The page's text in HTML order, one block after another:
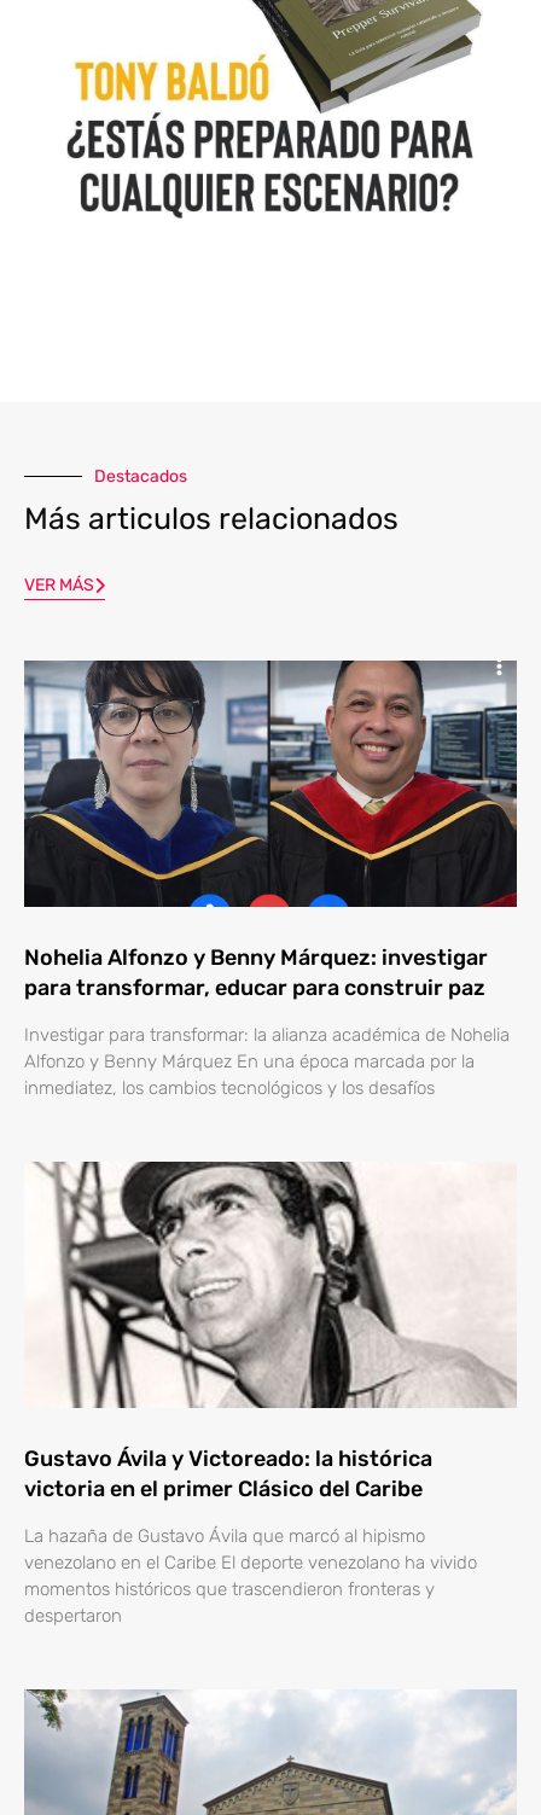
Destacados
Más articulos relacionados
VER MÁS
Nohelia Alfonzo y Benny Márquez: investigar
para transformar, educar para construir paz
Investigar para transformar: la alianza académica de Nohelia
Alfonzo y Benny Márquez En una época marcada por la
inmediatez, los cambios tecnológicos y los desafíos
Gustavo Ávila y Victoreado: la histórica
victoria en el primer Clásico del Caribe
La hazaña de Gustavo Ávila que marcó al hipismo
venezolano en el Caribe El deporte venezolano ha vivido
momentos históricos que trascendieron fronteras y
despertaron